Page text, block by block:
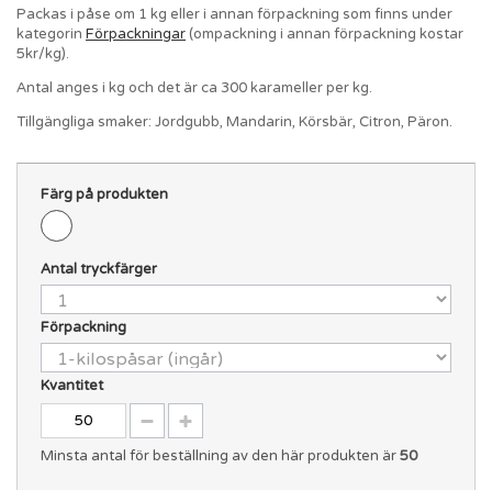
Packas i påse om 1 kg eller i annan förpackning som finns under
kategorin Förpackningar(ompackning i annan förpackning kostar
5kr/kg).
Antal anges i kg och det är ca 300 karameller per kg.
Tillgängliga smaker: Jordgubb, Mandarin, Körsbär, Citron, Päron.
Färg på produkten
Antal tryckfärger
Förpackning
Kvantitet
Minsta antal för beställning av den här produkten är50